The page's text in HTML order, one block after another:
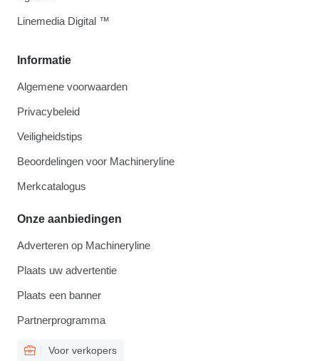
Informatie
Algemene voorwaarden
Privacybeleid
Veiligheidstips
Beoordelingen voor Machineryline
Merkcatalogus
Onze aanbiedingen
Adverteren op Machineryline
Plaats uw advertentie
Plaats een banner
Partnerprogramma
Voor verkopers
Linemedia Digital ™